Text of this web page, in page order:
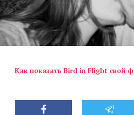
Как показать Bird in Flight свой